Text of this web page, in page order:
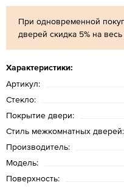
При одновременной
дверей скидка 5% на весь
Характеристики:
Артикул:
Стекло:
Покрытие двери:
Стиль межкомнатных дверей:
Производитель:
Модель:
Поверхность: